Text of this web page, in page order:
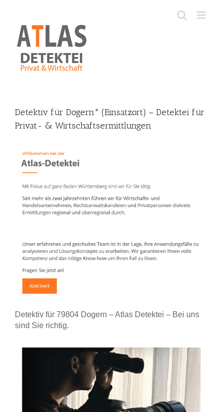
content
Detektiv für Dogern* (Einsatzort) – Detektei für
Privat- & Wirtschaftsermittlungen
Detektiv für 79804 Dogern – Atlas Detektei – Bei uns
sind Sie richtig.